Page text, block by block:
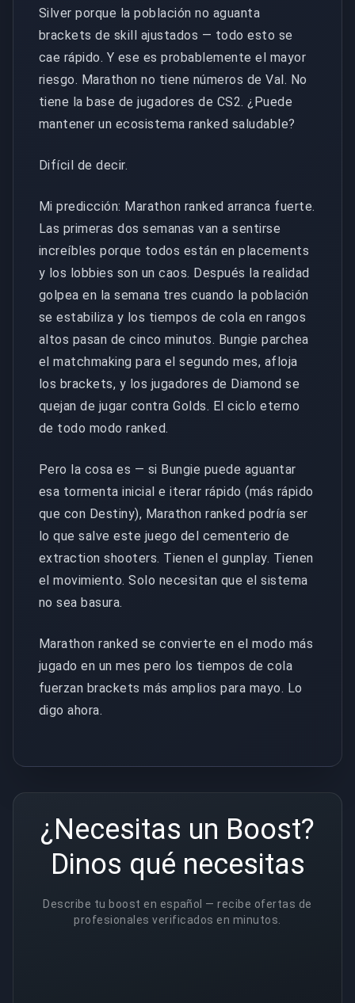
Silver porque la población no aguanta
brackets de skill ajustados — todo esto se
cae rápido. Y ese es probablemente el mayor
riesgo. Marathon no tiene números de Val. No
tiene la base de jugadores de CS2. ¿Puede
mantener un ecosistema ranked saludable?
Difícil de decir.
Mi predicción: Marathon ranked arranca fuerte.
Las primeras dos semanas van a sentirse
increíbles porque todos están en placements
y los lobbies son un caos. Después la realidad
golpea en la semana tres cuando la población
se estabiliza y los tiempos de cola en rangos
altos pasan de cinco minutos. Bungie parchea
el matchmaking para el segundo mes, afloja
los brackets, y los jugadores de Diamond se
quejan de jugar contra Golds. El ciclo eterno
de todo modo ranked.
Pero la cosa es — si Bungie puede aguantar
esa tormenta inicial e iterar rápido (más rápido
que con Destiny), Marathon ranked podría ser
lo que salve este juego del cementerio de
extraction shooters. Tienen el gunplay. Tienen
el movimiento. Solo necesitan que el sistema
no sea basura.
Marathon ranked se convierte en el modo más
jugado en un mes pero los tiempos de cola
fuerzan brackets más amplios para mayo. Lo
digo ahora.
¿Necesitas un Boost?
Dinos qué necesitas
Describe tu boost en español — recibe ofertas de
profesionales verificados en minutos.